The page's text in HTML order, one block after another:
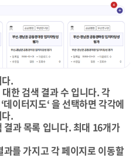
.
한 검색 결과 수 입니다. 각
데이터지도‘ 을 선택하면 각각에
.
결과 목록 입니다. 최대 16개가
과를 가지고 각 페이지로 이동할